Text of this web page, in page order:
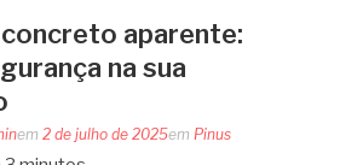
aparente:
na sua
em 2 de julho de 2025em Pinus